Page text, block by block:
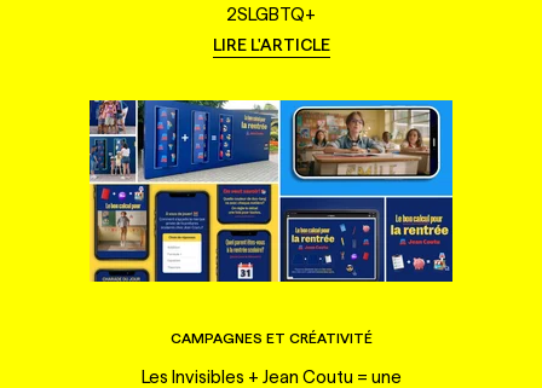
2SLGBTQ+
LIRE L'ARTICLE
CAMPAGNES ET CRÉATIVITÉ
Les Invisibles + Jean Coutu = une